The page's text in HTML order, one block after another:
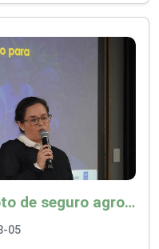
Minagricultura lanza piloto de seguro agropecuario por $9.625 millones para proteger a más de 14.000 pequeños productores contra riesgos del Fenómeno de El Niño
05